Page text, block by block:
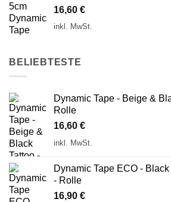
16,60 €
inkl. MwSt.
BELIEBTESTE
Dynamic Tape - Beige &
Rolle
16,60 €
inkl. MwSt.
Dynamic Tape ECO -
- Rolle
16,90 €